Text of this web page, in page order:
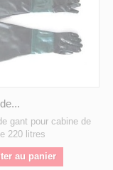
gant pour cabine de
220 litres
au panier